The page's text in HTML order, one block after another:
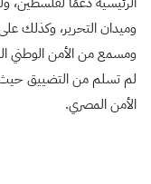
وميدان التحرير، وكذلك
لم تسلم من التضييق حيث
الأمن المصري.